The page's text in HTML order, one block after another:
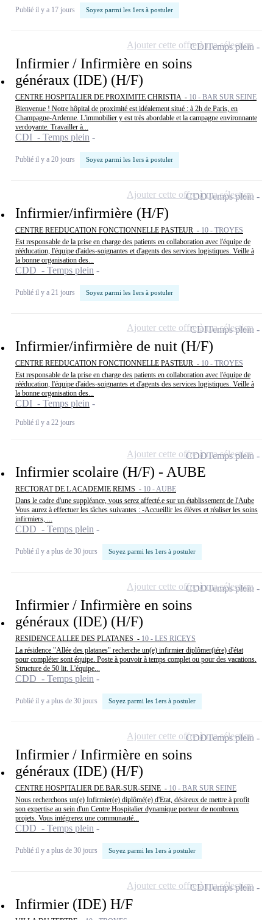
Publié il y a 17 jours Soyez parmi les 1ers à postuler
Infirmier / Infirmière en soins
généraux (IDE) (H/F)
CENTRE HOSPITALIER DE PROXIMITE CHRISTIA - 10 - BAR SUR SEINE
Bienvenue ! Notre hôpital de proximité est idéalement situé : à 2h de Paris, en
Champagne-Ardenne. L'immobilier y est très abordable et la campagne environnante
verdoyante. Travailler à...
CDI - Temps plein
Publié il y a 20 jours Soyez parmi les 1ers à postuler
CDITemps plein
Ajouter cette offre à ma sélection
Infirmier/infirmière (H/F)
CENTRE REEDUCATION FONCTIONNELLE PASTEUR - 10 - TROYES
Est responsable de la prise en charge des patients en collaboration avec l'équipe de
rééducation, l'équipe d'aides-soignantes et d'agents des services logistiques. Veille à
la bonne organisation des...
CDD - Temps plein
Publié il y a 21 jours Soyez parmi les 1ers à postuler
CDDTemps plein
Ajouter cette offre à ma sélection
Infirmier/infirmière de nuit (H/F)
CENTRE REEDUCATION FONCTIONNELLE PASTEUR - 10 - TROYES
Est responsable de la prise en charge des patients en collaboration avec l'équipe de
rééducation, l'équipe d'aides-soignantes et d'agents des services logistiques. Veille à
la bonne organisation des...
CDI - Temps plein
Publié il y a 22 jours
CDITemps plein
Ajouter cette offre à ma sélection
Infirmier scolaire (H/F) - AUBE
RECTORAT DE L ACADEMIE REIMS - 10 - AUBE
Dans le cadre d'une suppléance, vous serez affecté.e sur un établissement de l'Aube
Vous aurez à effectuer les tâches suivantes : -Accueillir les élèves et réaliser les soins
infirmiers, ...
CDD - Temps plein
Publié il y a plus de 30 jours Soyez parmi les 1ers à postuler
CDDTemps plein
Ajouter cette offre à ma sélection
Infirmier / Infirmière en soins
généraux (IDE) (H/F)
RESIDENCE ALLEE DES PLATANES - 10 - LES RICEYS
La résidence "Allée des platanes" recherche un(e) infirmier diplômer(iére) d'état
pour compléter sont équipe. Poste à pouvoir à temps complet ou pour des vacations.
Structure de 50 lit. L'équipe...
CDD - Temps plein
Publié il y a plus de 30 jours Soyez parmi les 1ers à postuler
CDDTemps plein
Ajouter cette offre à ma sélection
Infirmier / Infirmière en soins
généraux (IDE) (H/F)
CENTRE HOSPITALIER DE BAR-SUR-SEINE - 10 - BAR SUR SEINE
Nous recherchons un(e) Infirmier(e) diplômé(e) d'Etat, désireux de mettre à profit
son expertise au sein d'un Centre Hospitalier dynamique porteur de nombreux
projets. Vous intégrerez une communauté...
CDD - Temps plein
Publié il y a plus de 30 jours Soyez parmi les 1ers à postuler
CDDTemps plein
Ajouter cette offre à ma sélection
Infirmier (IDE) H/F
CDITemps plein
Ajouter cette offre à ma sélection